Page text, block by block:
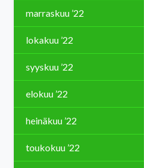
marraskuu ’22
lokakuu ’22
syyskuu ’22
elokuu ’22
heinäkuu ’22
toukokuu ’22